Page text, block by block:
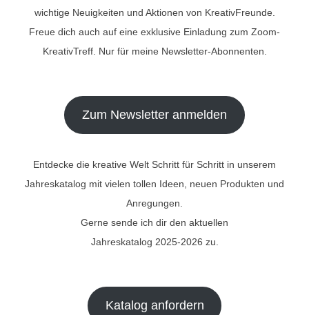
wichtige Neuigkeiten und Aktionen von KreativFreunde.
Freue dich auch auf eine exklusive Einladung zum Zoom-
KreativTreff. Nur für meine Newsletter-Abonnenten.
Zum Newsletter anmelden
Entdecke die kreative Welt Schritt für Schritt in unserem
Jahreskatalog mit vielen tollen Ideen, neuen Produkten und
Anregungen.
Gerne sende ich dir den aktuellen
Jahreskatalog 2025-2026 zu.
Katalog anfordern